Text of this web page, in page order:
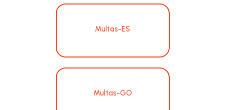
Multas-ES
Multas-GO